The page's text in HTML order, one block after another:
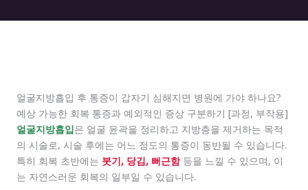
얼굴지방흡입 후 통증이 갑자기 심해지면 병원에 가야 하나요?
예상 가능한 회복 통증과 예외적인 증상 구분하기 [과정, 부작용]
얼굴지방흡입은 얼굴 윤곽을 정리하고 지방층을 제거하는 목적
의 시술로, 시술 후에는 어느 정도의 통증이 동반될 수 있습니다.
특히 회복 초반에는 붓기, 당김, 뻐근함등을 느낄 수 있으며, 이
는 자연스러운 회복의 일부일 수 있습니다.